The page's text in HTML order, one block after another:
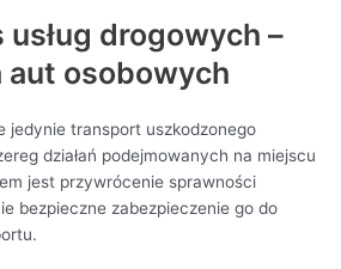
usług drogowych –
aut osobowych
jedynie transport uszkodzonego
działań podejmowanych na miejscu
jest przywrócenie sprawności
bezpieczne zabezpieczenie go do